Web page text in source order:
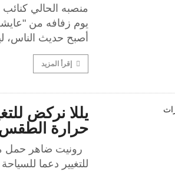
منصبه الحالي
يوم زفافه من
أصبح حديث
إقرأ المزيد
يللا نركض
حرارة
رونيت ضاهر حمل
للتغيير دعما